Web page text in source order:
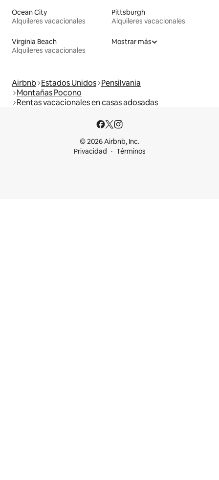
Ocean City
Alquileres vacacionales
Pittsburgh
Alquileres vacacionales
Virginia Beach
Alquileres vacacionales
Mostrar más
Airbnb Estados Unidos Pensilvania
Montañas Pocono
Rentas vacacionales en casas adosadas
© 2026 Airbnb, Inc.
Privacidad
Términos